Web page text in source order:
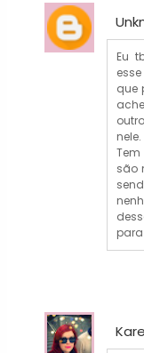
Eu
que
nele.
são
para